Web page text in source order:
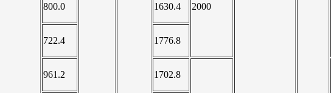
2000
800.0 1630.4
722.4 1776.8
961.2 1702.8